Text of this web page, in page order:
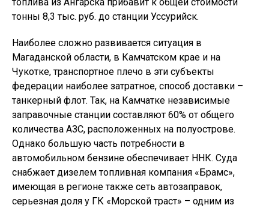
топлива из Ангарска прибавит к общей стоимости
тонны 8,3 тыс. руб. до станции Уссурийск.
Наиболее сложно развивается ситуация в
Магаданской области, в Камчатском крае и на
Чукотке, транспортное плечо в эти субъекты
федерации наиболее затратное, способ доставки –
танкерный флот. Так, на Камчатке независимые
заправочные станции составляют 60% от общего
количества АЗС, расположенных на полуострове.
Однако большую часть потребности в
автомобильном бензине обеспечивает ННК. Суда
снабжает дизелем топливная компания «Брамс»,
имеющая в регионе также сеть автозаправок,
серьезная доля у ГК «Морской траст» – одним из